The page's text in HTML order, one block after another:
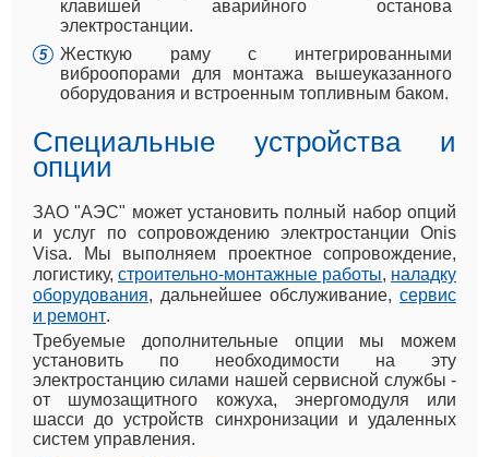
клавишей аварийного останова
электростанции.
Жесткую раму с интегрированными
виброопорами для монтажа вышеуказанного
оборудования и встроенным топливным баком.
Специальные устройства и
опции
ЗАО "АЭС" может установить полный набор опций
и услуг по сопровождению электростанции Onis
Visa. Мы выполняем проектное сопровождение,
логистику, строительно-монтажные работы, наладку
оборудования, дальнейшее обслуживание, сервис
и ремонт.
Требуемые дополнительные опции мы можем
установить по необходимости на эту
электростанцию силами нашей сервисной службы -
от шумозащитного кожуха, энергомодуля или
шасси до устройств синхронизации и удаленных
систем управления.